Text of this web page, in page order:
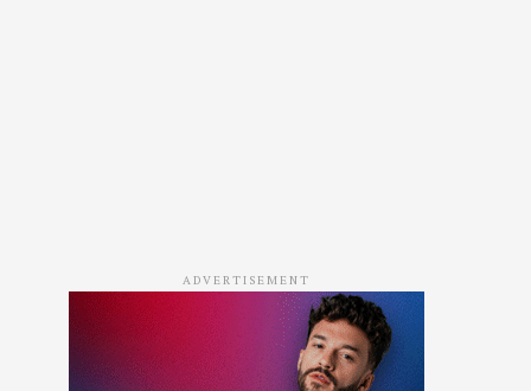
ADVERTISEMENT